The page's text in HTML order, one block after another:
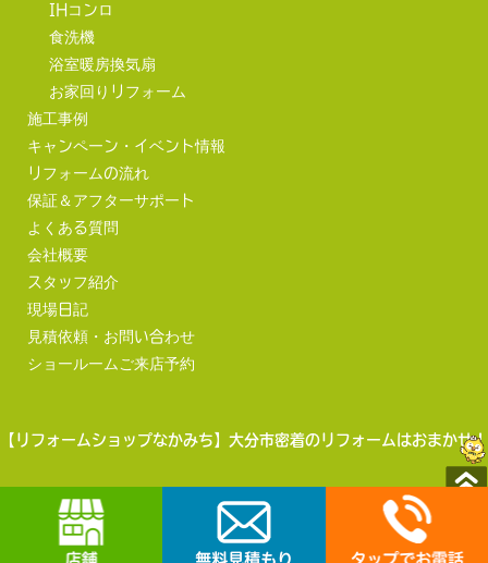
IHコンロ
食洗機
浴室暖房換気扇
お家回りリフォーム
施工事例
キャンペーン・イベント情報
リフォームの流れ
保証＆アフターサポート
よくある質問
会社概要
スタッフ紹介
現場日記
見積依頼・お問い合わせ
ショールームご来店予約
【リフォームショップなかみち】大分市密着のリフォームはおまかせ！